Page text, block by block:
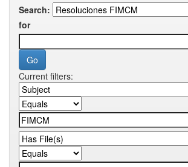
Search:
for
Current filters: